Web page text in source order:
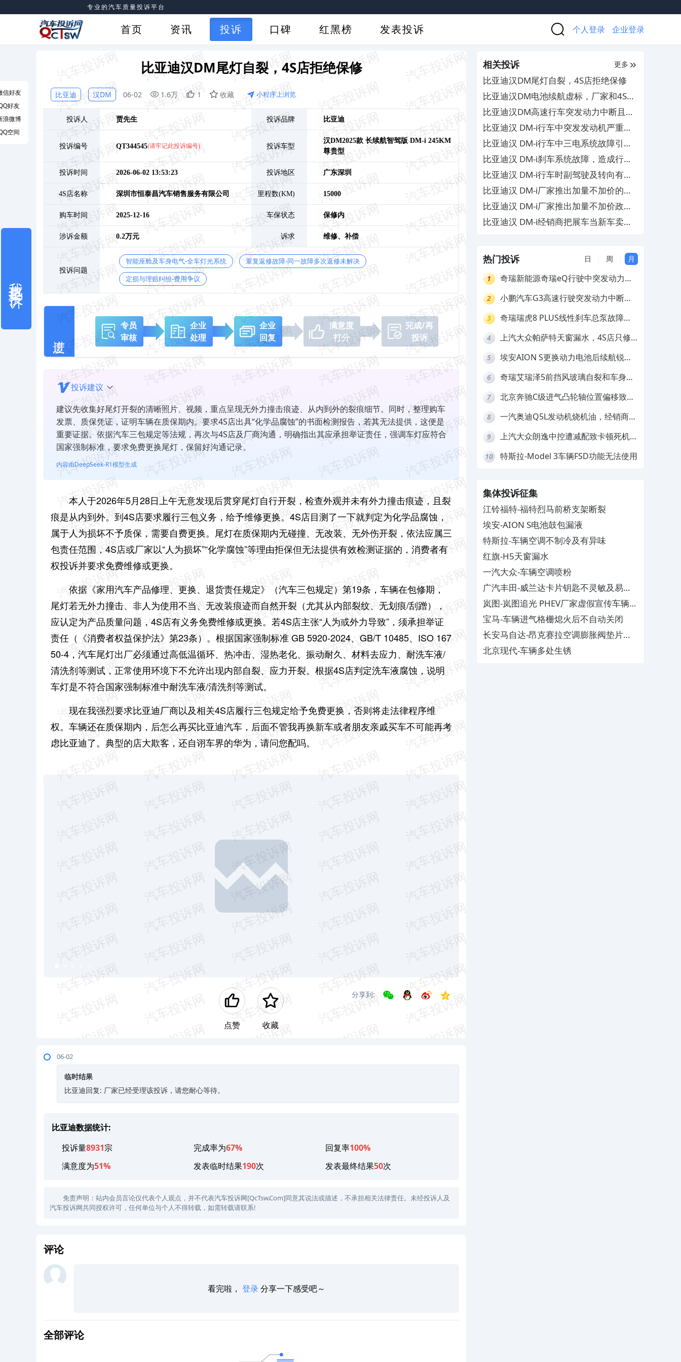
专业的汽车质量投诉平台
首页 资讯 投诉 口碑 红黑榜 发表投诉 个人登录 企业登录
比亚迪汉DM尾灯自裂，4S店拒绝保修
比亚迪 汉DM 06-02 1.6万 1 收藏 小程序上浏览
投诉人 贾先生 投诉品牌 比亚迪
投诉编号 QT344545(请牢记此投诉编号) 投诉车型
汉DM2025款 长续航智驾版 DM-i 245KM
尊贵型
投诉时间 2026-06-02 13:53:23 投诉地区 广东深圳
4S店名称 深圳市恒泰昌汽车销售服务有限公司 里程数(KM) 15000
购车时间 2025-12-16 车保状态 保修内
涉诉金额 0.2万元 诉求 维修、 补偿
投诉问题
智能座舱及车身电气-全车灯光系统 重复返修故障-同一故障多次返修未解决
定损与理赔纠纷-费用争议
专员
审核
企业
处理
企业
回复
满意度
打分
完成/再
投诉
投诉建议
建议先收集好尾灯开裂的清晰照片、视频，重点呈现无外力撞击痕迹、从内到外的裂痕细节。同时，整理购车
发票、质保凭证，证明车辆在质保期内。要求4S店出具“化学品腐蚀”的书面检测报告，若其无法提供，这便是
重要证据。依据汽车三包规定等法规，再次与4S店及厂商沟通，明确指出其应承担举证责任，强调车灯应符合
国家强制标准，要求免费更换尾灯，保留好沟通记录。
内容由DeepSeek-R1模型生成
本人于2026年5月28日上午无意发现后贯穿尾灯自行开裂，检查外观并未有外力撞击痕迹，且裂
痕是从内到外。到4S店要求履行三包义务，给予维修更换。4S店目测了一下就判定为化学品腐蚀，
属于人为损坏不予质保，需要自费更换。尾灯在质保期内无碰撞、无改装、无外伤开裂，依法应属三
包责任范围，4S店或厂家以“人为损坏”“化学腐蚀”等理由拒保但无法提供有效检测证据的，消费者有
权投诉并要求免费维修或更换。
依据《家用汽车产品修理、更换、退货责任规定》（汽车三包规定）第19条‌，车辆在包修期，‌
尾灯若无外力撞击、非人为使用不当、无改装痕迹而自然开裂（尤其从内部裂纹、无划痕/刮蹭）‌，
应认定为‌产品质量问题‌，4S店有义务免费维修或更换。若4S店主张“人为或外力导致”，‌须承担举证
责任‌（《消费者权益保护法》第23条）。根据国家强制标准 GB 5920-2024、GB/T 10485、ISO 167
50-4，汽车尾灯出厂必须通过高低温循环、热冲击、湿热老化、振动耐久、材料去应力、耐洗车液/
清洗剂等测试，正常使用环境下不允许出现内部自裂、应力开裂。根据4S店判定洗车液腐蚀，说明
车灯是不符合国家强制标准中耐洗车液/清洗剂等测试。
现在我强烈要求比亚迪厂商以及相关4S店履行三包规定给予免费更换，否则将走法律程序维
权。车辆还在质保期内，后怎么再买比亚迪汽车，后面不管我再换新车或者朋友亲戚买车不可能再考
虑比亚迪了。典型的店大欺客，还自诩车界的华为，请问您配吗。
点赞 收藏
分享到:
06-02
临时结果
比亚迪回复: 厂家已经受理该投诉，请您耐心等待。
比亚迪数据统计:
投诉量8931宗 完成率为67% 回复率100%
满意度为51% 发表临时结果190次 发表最终结果50次
免责声明：站内会员言论仅代表个人观点，并不代表汽车投诉网[QcTsw.Com]同意其说法或描述，不承担相关法律责任。未经投诉人及
汽车投诉网共同授权许可，任何单位与个人不得转载，如需转载请联系!
评论
看完啦， 登录分享一下感受吧～
全部评论
相关投诉 更多
比亚迪汉DM尾灯自裂，4S店拒绝保修
比亚迪汉DM电池续航虚标，厂家和4S店
不作为拖延处理
比亚迪汉DM高速行车突发动力中断且发
动机舱冒烟，4S店拒担责
比亚迪汉 DM-i行车中突发发动机严重安
全故障，4S店推卸责任不予三包维修
比亚迪汉 DM-i行车中三电系统故障引发
安全问题，厂家拒绝按正常退车方案退款
比亚迪汉 DM-i刹车系统故障，造成行车
中存在安全隐患
比亚迪汉 DM-i行车时副驾驶及转向有异
响，4S店售后不作为
比亚迪汉 DM-i厂家推出加量不加价的智
驾款，导致车辆贬值严重
比亚迪汉 DM-i厂家推出加量不加价政
策，背刺老车主
比亚迪汉 DM-i经销商把展车当新车卖，
热门投诉 日 周 月
1
奇瑞新能源奇瑞eQ行驶中突发动力受
拒绝三电质保
2
小鹏汽车G3高速行驶突发动力中断，
3
奇瑞瑞虎8 PLUS线性刹车总泵故障，
4
上汽大众帕萨特天窗漏水，4S店只修
5
埃安AION S更换动力电池后续航锐
6
奇瑞艾瑞泽5前挡风玻璃自裂和车身多
7
北京奔驰C级进气凸轮轴位置偏移致发
8
一汽奥迪Q5L发动机烧机油，经销商推
9
上汽大众朗逸中控遭减配致卡顿死机，
10 特斯拉-Model 3车辆FSD功能无法使用
集体投诉征集
江铃福特-福特烈马前桥支架断裂
埃安-AION S电池鼓包漏液
特斯拉-车辆空调不制冷及有异味
红旗-H5天窗漏水
一汽大众-车辆空调喷粉
广汽丰田-威兰达卡片钥匙不灵敏及易消
磁
岚图-岚图追光 PHEV厂家虚假宣传车辆配
置与功能
宝马-车辆进气格栅熄火后不自动关闭
长安马自达-昂克赛拉空调膨胀阀垫片生
锈
北京现代-车辆多处生锈
信好友
好友
浪微博
空间